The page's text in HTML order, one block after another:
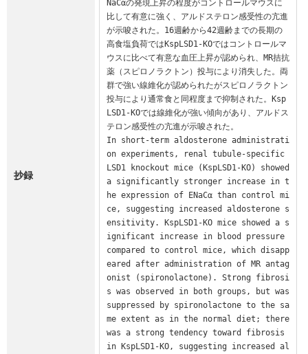
抄録
NaCαの発現上昇の程度がコントロールマウスに
比して有意に強く、アルドステロン感受性の亢進
が示唆された。16週齢から42週齢までの長期の
高食塩負荷ではKspLSD1-KOではコントロールマ
ウスに比べて有意な血圧上昇が認められ、MR拮抗
薬（スピロノラクトン）投与により消失した。両
群で強い線維化が認められたがスピロノラクトン
投与により通常食と同程度まで抑制された。Ksp
LSD1-KOでは線維化が強い傾向があり、アルドス
テロン感受性の亢進が示唆された。
In short-term aldosterone administrati
on experiments, renal tubule-specific
LSD1 knockout mice (KspLSD1-KO) showed
a significantly stronger increase in t
he expression of ENaCα than control mi
ce, suggesting increased aldosterone s
ensitivity. KspLSD1-KO mice showed a s
ignificant increase in blood pressure
compared to control mice, which disapp
eared after administration of MR antag
onist (spironolactone). Strong fibrosi
s was observed in both groups, but was
suppressed by spironolactone to the sa
me extent as in the normal diet; there
was a strong tendency toward fibrosis
in KspLSD1-KO, suggesting increased al